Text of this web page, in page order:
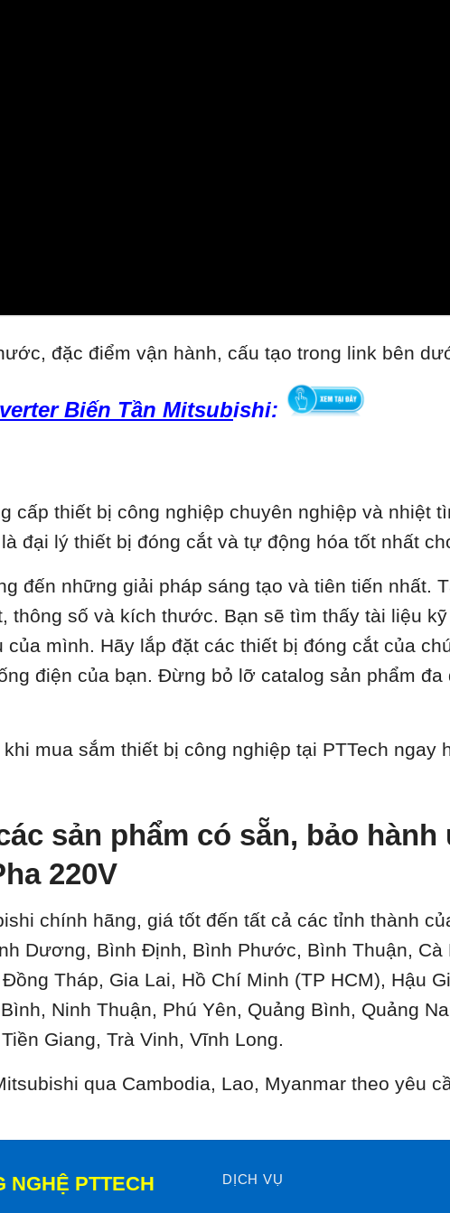
đặc điểm vận hành, cấu tạo trong link bên
Biến Tần Mitsubishi:
cấp thiết bị công nghiệp chuyên nghiệp và nhiệt
đại lý thiết bị đóng cắt và tự động hóa tốt nhất
đến những giải pháp sáng tạo và tiên tiến nhất.
thông số và kích thước. Bạn sẽ tìm thấy tài liệu
mình. Hãy lắp đặt các thiết bị đóng cắt của
điện của bạn. Đừng bỏ lỡ catalog sản phẩm
mua sắm thiết bị công nghiệp tại PTTech ngay
sản phẩm có sẵn, bảo
220V
chính hãng, giá tốt đến tất cả các tỉnh thành
Dương, Bình Định, Bình Phước, Bình Thuận,
Tháp, Gia Lai, Hồ Chí Minh (TP HCM), Hậu
Ninh Thuận, Phú Yên, Quảng Bình, Quảng
Giang, Trà Vinh, Vĩnh Long.
qua Cambodia, Lao, Myanmar theo yêu
NGHỆ PTTECH DỊCH VỤ